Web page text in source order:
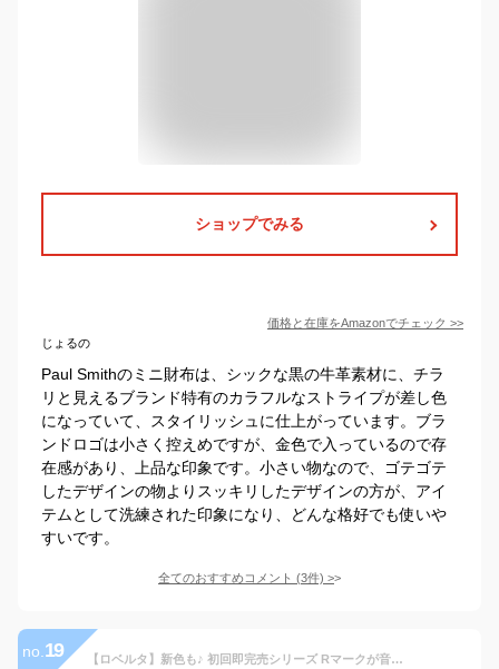
ショップでみる
価格と在庫をAmazonでチェック >>
じょるの
Paul Smithのミニ財布は、シックな黒の牛革素材に、チラ
リと見えるブランド特有のカラフルなストライプが差し色
になっていて、スタイリッシュに仕上がっています。ブラ
ンドロゴは小さく控えめですが、金色で入っているので存
在感があり、上品な印象です。小さい物なので、ゴテゴテ
したデザインの物よりスッキリしたデザインの方が、アイ
テムとして洗練された印象になり、どんな格好でも使いや
すいです。
全てのおすすめコメント (3件) >
no. 19 【ロベルタ】新色も♪ 初回即完売シリーズ Rマークが音楽に合わせて行進し、小さな鐘のように揺れる。手のひらサイズの3つ折りミニウォレット Carino（カリーノ）ミニ財布 三つ折り財布 折財布 エナメル革【WEB限定】誕生日 プレゼント ギフト【ラッピング無料】362-R20307